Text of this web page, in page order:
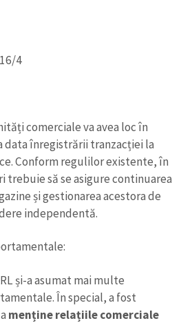
4
comerciale va avea loc în
data înregistrării tranzacției la
Conform regulilor existente, în
trebuie să se asigure continuarea
și gestionarea acestora de
independentă.
și-a asumat mai multe
În special, a fost
menține relațiile comerciale